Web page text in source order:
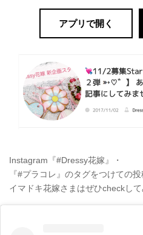
アプリで開く
Instagram『#Dressy花嫁』・
『#プラコレ』のタグをつけての
イマドキ花嫁さまはぜひcheckし